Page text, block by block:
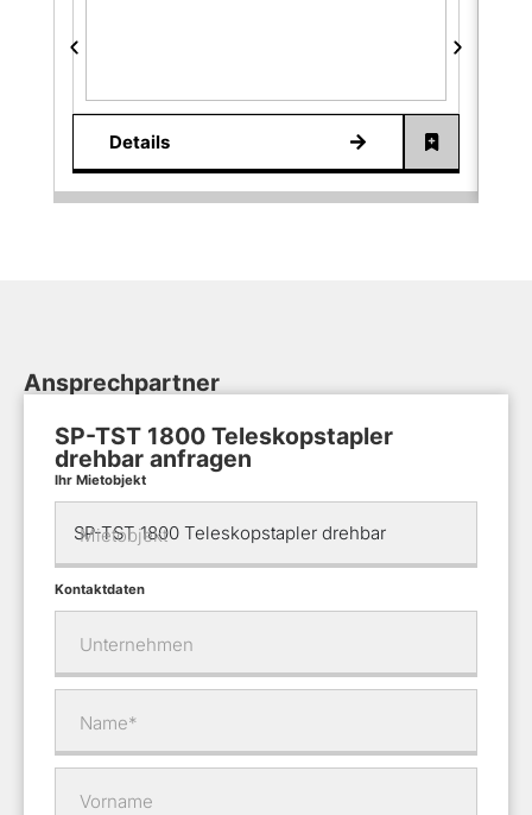
Details
Ansprechpartner
SP-TST 1800 Teleskopstapler
drehbar anfragen
Ihr Mietobjekt
Mietobjekt
Kontaktdaten
Unternehmen
Name*
Vorname